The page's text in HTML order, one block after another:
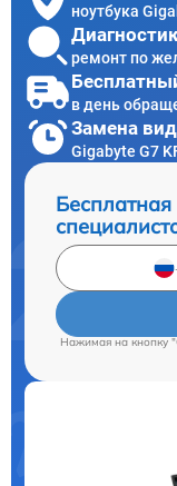
ноутбука
ремонт по
в день
Замена
Gigabyte G7
Нажимая на кнопку